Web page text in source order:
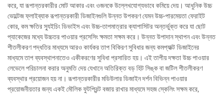
করে, যা রূপান্তরকারীর মোট আকার এবং ওজনকে উল্লেখযোগ্যভাবে কমিয়ে দেয়। আধুনিক উচ্চ
ভোল্টেজ ফ্লাইব্যাক রূপান্তরকারী ডিজাইনগুলি উন্নত উপকরণ যেমন উচ্চ-পারমেয়তা ফেরাইট
কোর, কম ক্ষতির স্যুইচিং ডিভাইস এবং উচ্চ-তাপমাত্রার ক্যাপাসিটর অন্তর্ভুক্ত করে যা ছোট
প্যাকেজের মধ্যে উচ্চতর পাওয়ার প্রসেসিং ক্ষমতা সক্ষম করে। উন্নত উপাদান স্থাপন এবং উন্নত
শীতলীকরণ পদ্ধতির মাধ্যমে আরও কার্যকর তাপ বিকিরণ সুবিধার জন্য কমপ্যাক্ট ডিজাইনের
মাধ্যমে তাপ ব্যবস্থাপনাতেও একীকরণের সুবিধা প্রসারিত হয়। এই তাপীয় দক্ষতা উচ্চ পাওয়ার
লেভেলে পরিচালনা করার অনুমতি দেয় যেখানে অতিরিক্ত বড় হিট সিঙ্ক বা জটিল শীতলীকরণ
ব্যবস্থার প্রয়োজন হয় না। রূপান্তরকারীর মডিউলার ডিজাইন দর্শন বিভিন্ন পাওয়ার
প্রয়োজনীয়তার জন্য একই মৌলিক ফুটপ্রিন্ট বজায় রাখার মাধ্যমে সহজ স্কেলিং সক্ষম করে,